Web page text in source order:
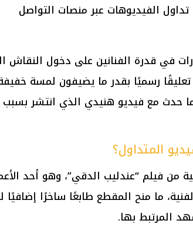
الفيديوهات عبر منصات التواصل
في قدرة الفنانين على دخول النقاش
رسميًا بقدر ما يضيفون لمسة
حدث مع فيديو هنيدي الذي انتشر بسبب
المتداول؟
من فيلم “عندليب الدقي”، وهو أحد
ما منح المقطع طابعًا ساخرًا إضافيًا
المرتبط بها.